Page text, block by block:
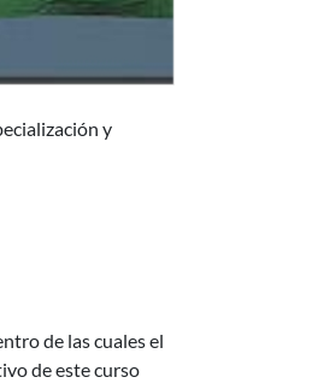
y
de las cuales el
de este curso